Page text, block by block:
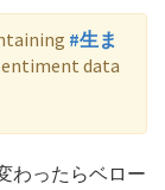
#生ま
data
わったらベロー